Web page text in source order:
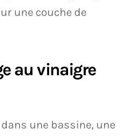
une couche de
au vinaigre
une bassine, une